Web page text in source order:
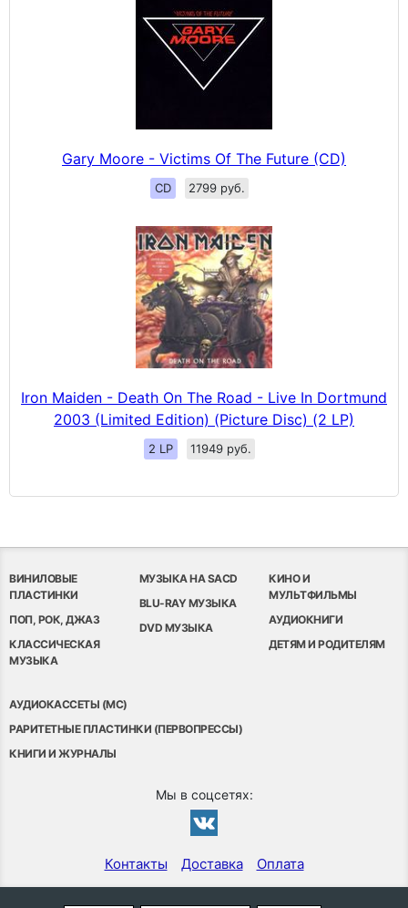
Gary Moore - Victims Of The Future (CD)
CD 2799 руб.
Iron Maiden - Death On The Road - Live In Dortmund
2003 (Limited Edition) (Picture Disc) (2 LP)
2 LP 11949 руб.
ВИНИЛОВЫЕ
ПЛАСТИНКИ
ПОП, РОК, ДЖАЗ
КЛАССИЧЕСКАЯ
МУЗЫКА
МУЗЫКА НА SACD
BLU-RAY МУЗЫКА
DVD МУЗЫКА
КИНО И
МУЛЬТФИЛЬМЫ
АУДИОКНИГИ
ДЕТЯМ И РОДИТЕЛЯМ
АУДИОКАССЕТЫ (MC)
РАРИТЕТНЫЕ ПЛАСТИНКИ (ПЕРВОПРЕССЫ)
КНИГИ И ЖУРНАЛЫ
Мы в соцсетях:
Контакты Доставка Оплата